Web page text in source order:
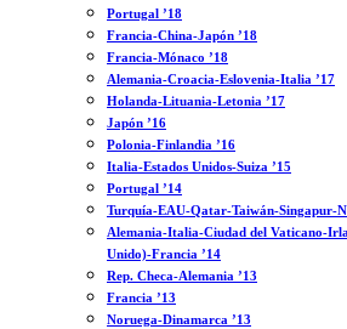
Portugal ’18
Francia-China-Japón ’18
Francia-Mónaco ’18
Alemania-Croacia-Eslovenia-Italia ’17
Holanda-Lituania-Letonia ’17
Japón ’16
Polonia-Finlandia ’16
Italia-Estados Unidos-Suiza ’15
Portugal ’14
Turquía-EAU-Qatar-Taiwán-Singapur-
Alemania-Italia-Ciudad del Vaticano-
Unido)-Francia ’14
Rep. Checa-Alemania ’13
Francia ’13
Noruega-Dinamarca ’13